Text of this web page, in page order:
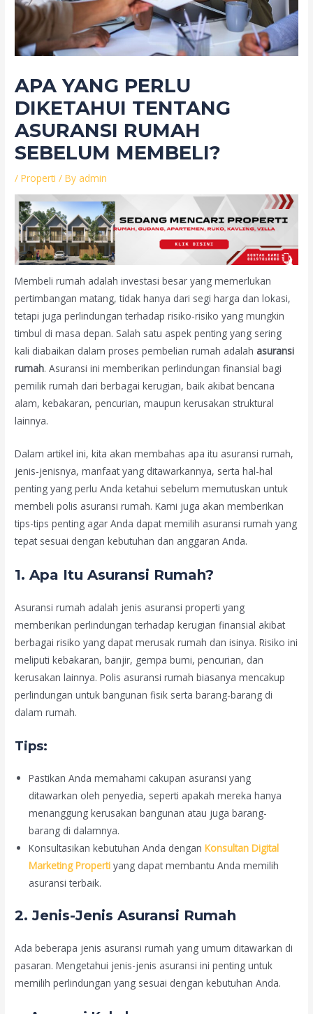
APA YANG PERLU
DIKETAHUI TENTANG
ASURANSI RUMAH
SEBELUM MEMBELI?
/Properti / By admin
Membeli rumah adalah investasi besar yang memerlukan
pertimbangan matang, tidak hanya dari segi harga dan lokasi,
tetapi juga perlindungan terhadap risiko-risiko yang mungkin
timbul di masa depan. Salah satu aspek penting yang sering
kali diabaikan dalam proses pembelian rumah adalah asuransi
rumah. Asuransi ini memberikan perlindungan finansial bagi
pemilik rumah dari berbagai kerugian, baik akibat bencana
alam, kebakaran, pencurian, maupun kerusakan struktural
lainnya.
Dalam artikel ini, kita akan membahas apa itu asuransi rumah,
jenis-jenisnya, manfaat yang ditawarkannya, serta hal-hal
penting yang perlu Anda ketahui sebelum memutuskan untuk
membeli polis asuransi rumah. Kami juga akan memberikan
tips-tips penting agar Anda dapat memilih asuransi rumah yang
tepat sesuai dengan kebutuhan dan anggaran Anda.
1.Apa Itu Asuransi Rumah?
Asuransi rumah adalah jenis asuransi properti yang
memberikan perlindungan terhadap kerugian finansial akibat
berbagai risiko yang dapat merusak rumah dan isinya. Risiko ini
meliputi kebakaran, banjir, gempa bumi, pencurian, dan
kerusakan lainnya. Polis asuransi rumah biasanya mencakup
perlindungan untuk bangunan fisik serta barang-barang di
dalam rumah.
Tips:
Pastikan Anda memahami cakupan asuransi yang
ditawarkan oleh penyedia, seperti apakah mereka hanya
menanggung kerusakan bangunan atau juga barang-
barang di dalamnya.
Konsultasikan kebutuhan Anda denganKonsultan Digital
Marketing Properti yang dapat membantu Anda memilih
asuransi terbaik.
2.Jenis-Jenis Asuransi Rumah
Ada beberapa jenis asuransi rumah yang umum ditawarkan di
pasaran. Mengetahui jenis-jenis asuransi ini penting untuk
memilih perlindungan yang sesuai dengan kebutuhan Anda.